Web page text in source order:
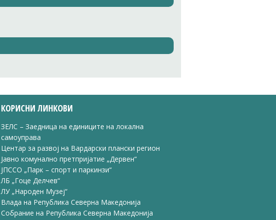
КОРИСНИ ЛИНКОВИ
ЗЕЛС – Заедница на единиците на локална
самоуправа
Центар за развој на Вардарски плански регион
Јавно комунално претпријатие „Дервен“
ЈПССО „Парк – спорт и паркинзи“
ЛБ „Гоце Делчев“
ЛУ „Народен Музеј“
Влада на Република Северна Македонија
Собрание на Република Северна Македонија